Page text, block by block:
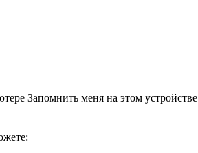
Запомнить меня на этом устройстве